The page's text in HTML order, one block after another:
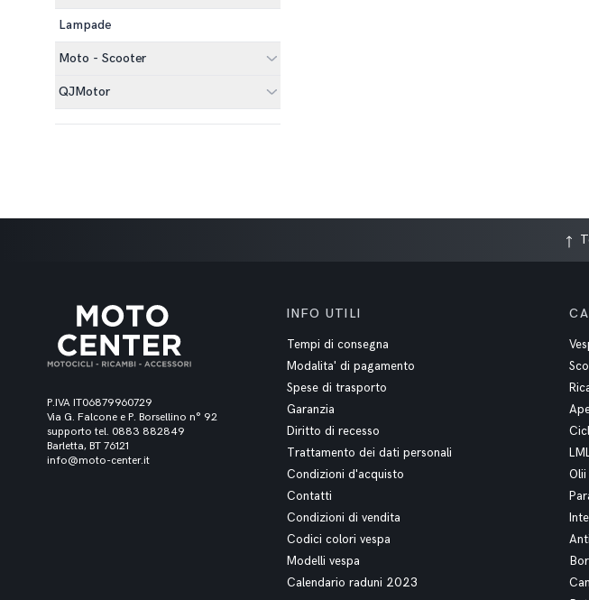
Lampade
Moto - Scooter
QJMotor
P.IVA IT06879960729
Via G. Falcone e P. Borsellino n° 92
supporto tel. 0883 882849
Barletta, BT 76121
info@moto-center.it
INFO UTILI
Tempi di consegna
Modalita' di pagamento
Spese di trasporto
Garanzia
Diritto di recesso
Trattamento dei dati personali
Condizioni d'acquisto
Contatti
Condizioni di vendita
Codici colori vespa
Modelli vespa
Calendario raduni 2023